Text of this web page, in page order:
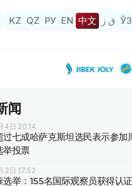
KZ QZ РУ EN 中文 ق ز ЎЗ
闻
4日 20:14
过七成哈萨克斯坦选民表示参加
举投票
3日 17:52
选举：155名国际观察员获得认证